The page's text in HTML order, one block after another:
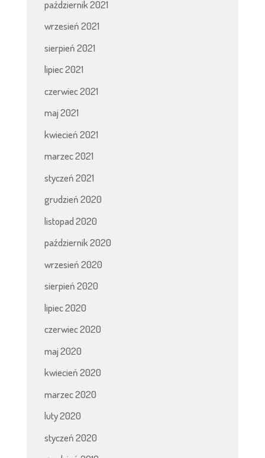
październik 2021
wrzesień 2021
sierpień 2021
lipiec 2021
czerwiec 2021
maj 2021
kwiecień 2021
marzec 2021
styczeń 2021
grudzień 2020
listopad 2020
październik 2020
wrzesień 2020
sierpień 2020
lipiec 2020
czerwiec 2020
maj 2020
kwiecień 2020
marzec 2020
luty 2020
styczeń 2020